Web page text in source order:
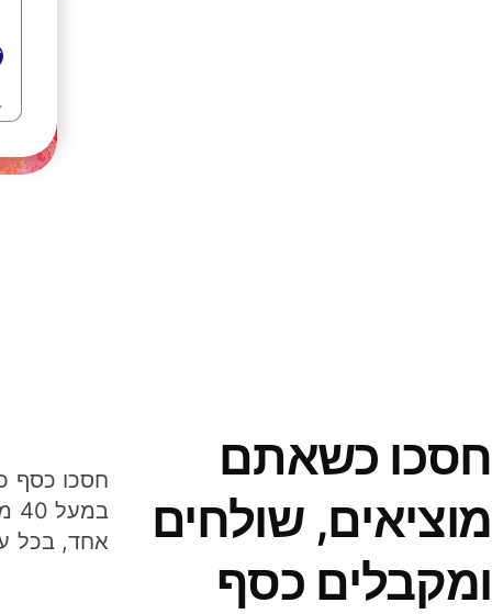
חסכו כשאתם
מוציאים, שולחים
ומקבלים כסף
אחד, בכל